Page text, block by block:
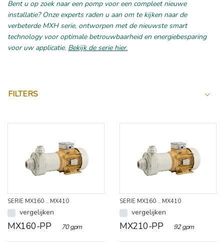
Bent u op zoek naar een pomp voor een compleet nieuwe
installatie? Onze experts raden u aan om te kijken naar de
verbeterde MXH serie, ontworpen met de nieuwste smart
technology voor optimale betrouwbaarheid en energiebesparing
voor uw applicatie. Bekijk de serie hier.
FILTERS
SERIE MX160 .. MX410
vergelijken
MX160-PP 70 gpm
SERIE MX160 .. MX410
vergelijken
MX210-PP 92 gpm